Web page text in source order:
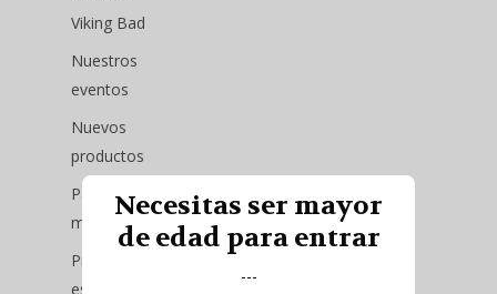
Viking Bad
Nuestros
eventos
Nuevos
productos
Pack del
mes
Productos
especiales
Necesitas ser mayor
de edad para entrar
---